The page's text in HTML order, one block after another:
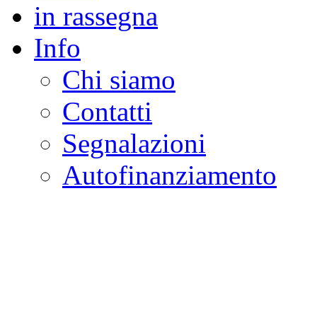
in rassegna
Info
Chi siamo
Contatti
Segnalazioni
Autofinanziamento